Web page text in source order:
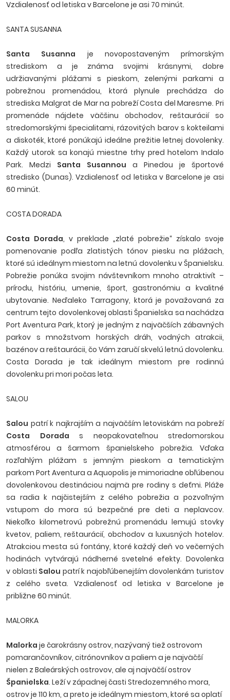
Vzdialenosť od letiska v Barcelone je asi 70 minút.
SANTA SUSANNA
Santa Susanna je novopostaveným prímorským
strediskom a je známa svojimi krásnymi, dobre
udržiavanými plážami s pieskom, zelenými parkami a
pobrežnou promenádou, ktorá plynule prechádza do
strediska Malgrat de Mar na pobreží Costa del Maresme. Pri
promenáde nájdete väčšinu obchodov, reštaurácií so
stredomorskými špecialitami, rázovitých barov s kokteilami
a diskoték, ktoré ponúkajú ideálne prežitie letnej dovolenky.
Každý utorok sa konajú miestne trhy pred hotelom Indalo
Park. Medzi Santa Susannou a Pinedou je športové
stredisko (Dunas). Vzdialenosť od letiska v Barcelone je asi
60 minút.
COSTA DORADA
Costa Dorada, v preklade „zlaté pobrežie“ získalo svoje
pomenovanie podľa zlatistých tónov piesku na plážach,
ktoré sú ideálnym miestom na letnú dovolenku v Španielsku.
Pobrežie ponúka svojim návštevníkom mnoho atraktivít –
prírodu, históriu, umenie, šport, gastronómiu a kvalitné
ubytovanie. Neďaleko Tarragony, ktorá je považovaná za
centrum tejto dovolenkovej oblasti Španielska sa nachádza
Port Aventura Park, ktorý je jedným z najväčších zábavných
parkov s množstvom horských dráh, vodných atrakcii,
bazénov a reštaurácii, čo Vám zaručí skvelú letnú dovolenku.
Costa Dorada je tak ideálnym miestom pre rodinnú
dovolenku pri mori počas leta.
SALOU
Salou patrí k najkrajším a najväčším letoviskám na pobreží
Costa Dorada s neopakovateľnou stredomorskou
atmosférou a šarmom španielskeho pobrežia. Vďaka
rozľahlým plážam s jemným pieskom a tematickým
parkom Port Aventura a Aquopolis je mimoriadne obľúbenou
dovolenkovou destináciou najmä pre rodiny s deťmi. Pláže
sa radia k najčistejším z celého pobrežia a pozvoľným
vstupom do mora sú bezpečné pre deti a neplavcov.
Niekoľko kilometrovú pobrežnú promenádu lemujú stovky
kvetov, paliem, reštaurácií, obchodov a luxusných hotelov.
Atrakciou mesta sú fontány, ktoré každý deň vo večerných
hodinách vytvárajú nádherné svetelné efekty. Dovolenka
v oblasti Salou patrí k najobľúbenejším dovolenkám turistov
z celého sveta. Vzdialenosť od letiska v Barcelone je
približne 60 minút.
MALORKA
Malorka je čarokrásny ostrov, nazývaný tiež ostrovom
pomarančovníkov, citrónovníkov a paliem a je najväčší
nielen z Baleárských ostrovov, ale aj najväčší ostrov
Španielska. Leží v západnej časti Stredozemného mora,
ostrov je 110 km, a preto je ideálnym miestom, ktoré sa oplatí